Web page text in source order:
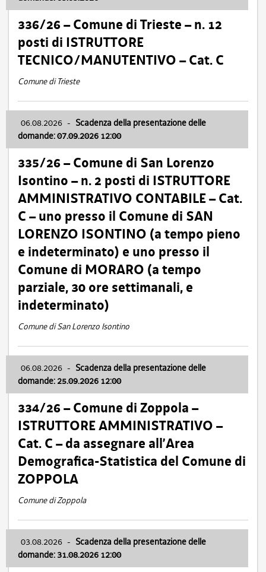
336/26 – Comune di Trieste – n. 12
posti di ISTRUTTORE
TECNICO/MANUTENTIVO – Cat. C
Comune di Trieste
06.08.2026 - Scadenza della presentazione delle
domande: 07.09.2026 12:00
335/26 – Comune di San Lorenzo
Isontino – n. 2 posti di ISTRUTTORE
AMMINISTRATIVO CONTABILE – Cat.
C – uno presso il Comune di SAN
LORENZO ISONTINO (a tempo pieno
e indeterminato) e uno presso il
Comune di MORARO (a tempo
parziale, 30 ore settimanali, e
indeterminato)
Comune di San Lorenzo Isontino
06.08.2026 - Scadenza della presentazione delle
domande: 25.09.2026 12:00
334/26 – Comune di Zoppola –
ISTRUTTORE AMMINISTRATIVO –
Cat. C – da assegnare all’Area
Demografica-Statistica del Comune di
ZOPPOLA
Comune di Zoppola
03.08.2026 - Scadenza della presentazione delle
domande: 31.08.2026 12:00